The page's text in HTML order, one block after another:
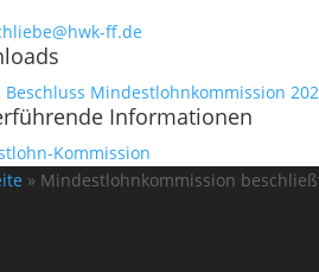
ff.de
Beschluss Mindestlohnkommission
Informationen
Kommission
» Mindestlohnkommission